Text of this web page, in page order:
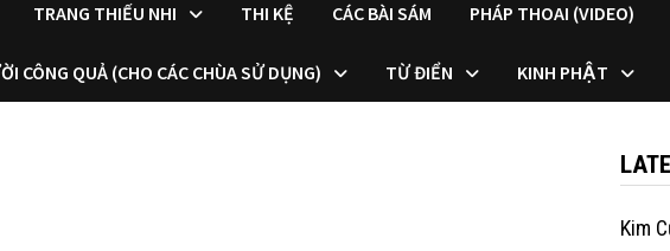
TRANG THIẾU NHI THI KỆ CÁC BÀI SÁM PHÁP THOAI (VIDEO)
CÔNG QUẢ (CHO CÁC CHÙA SỬ DỤNG) TỪ ĐIỂN KINH PHẬT
Kim